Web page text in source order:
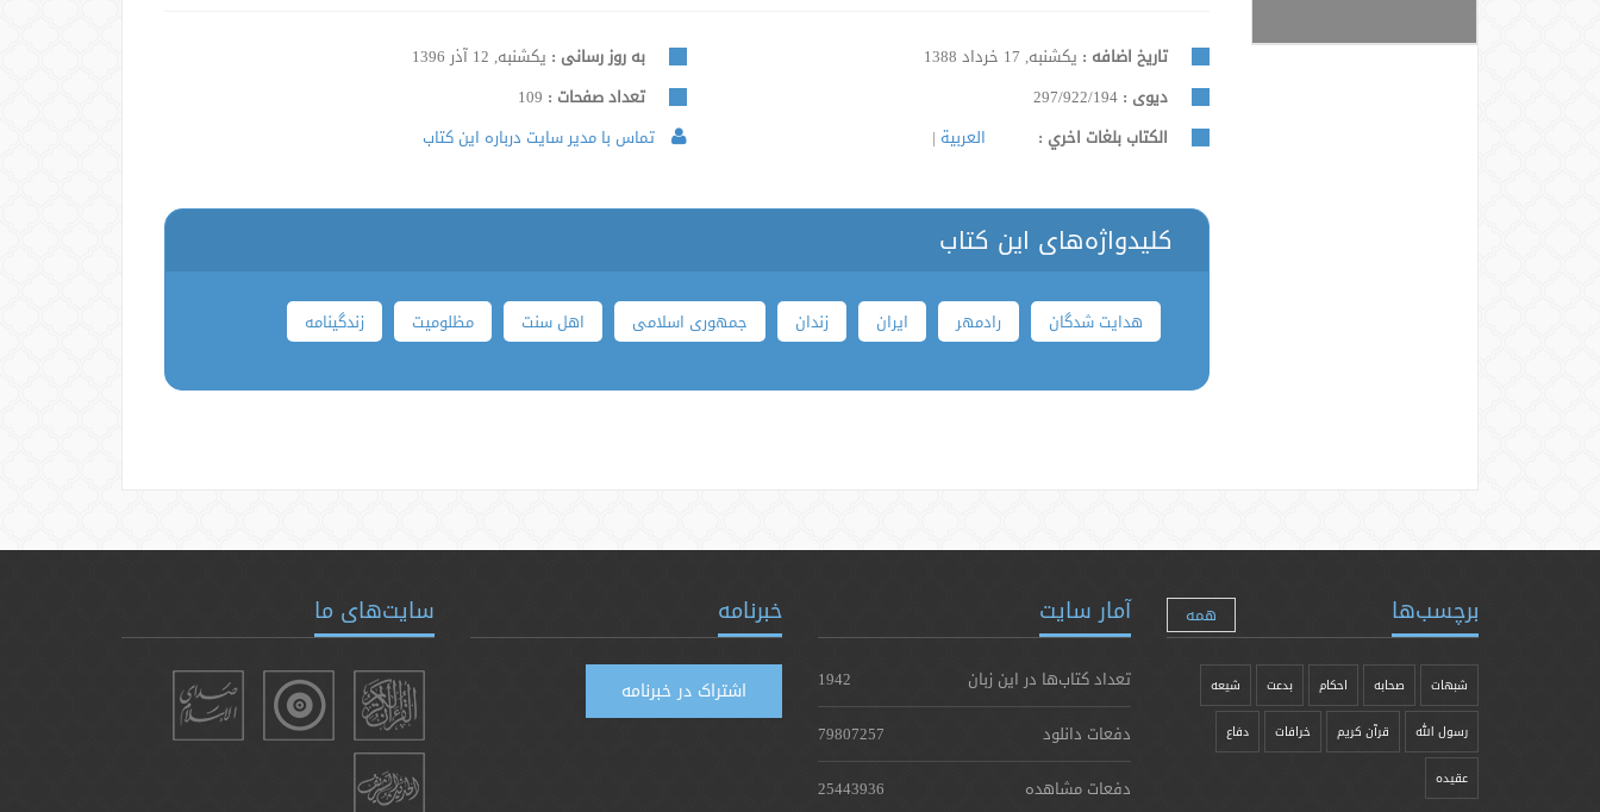
تاریخ اضافه : یکشنبه, 17 خرداد 1388 به روز رسانی : یکشنبه, 12 آذر 1396
دیوی : 297/922/194 تعداد صفحات :
الكتاب بلغات اخري :
العربية تماس با مدیر سایت درباره این کتاب
کلیدواژه‌های این کتاب
هدایت شدگان رادمهر ایران زندان جمهوری اسلامی اهل سنت مظلومیت زندگینامه
برچسب‌ها همه
شبهات صحابه احکام بدعت شیعه
رسول الله قرآن کریم خرافات دفاع
عقیده
آمار سایت
تعداد کتاب‌ها در این زبان
1942
دفعات دانلود
79807257
دفعات مشاهده
25443936
خبرنامه
اشتراک در خبرنامه
سایت‌های ما